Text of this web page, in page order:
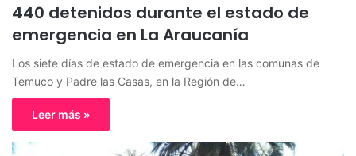
440 detenidos durante el estado de
emergencia en La Araucanía
Los siete días de estado de emergencia en las comunas de
Temuco y Padre las Casas, en la Región de…
Leer más »